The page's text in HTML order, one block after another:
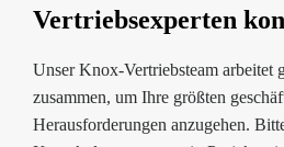
Vertriebsexperten
Unser Knox-Vertriebsteam arbeitet
zusammen, um Ihre größten
Herausforderungen anzugehen.